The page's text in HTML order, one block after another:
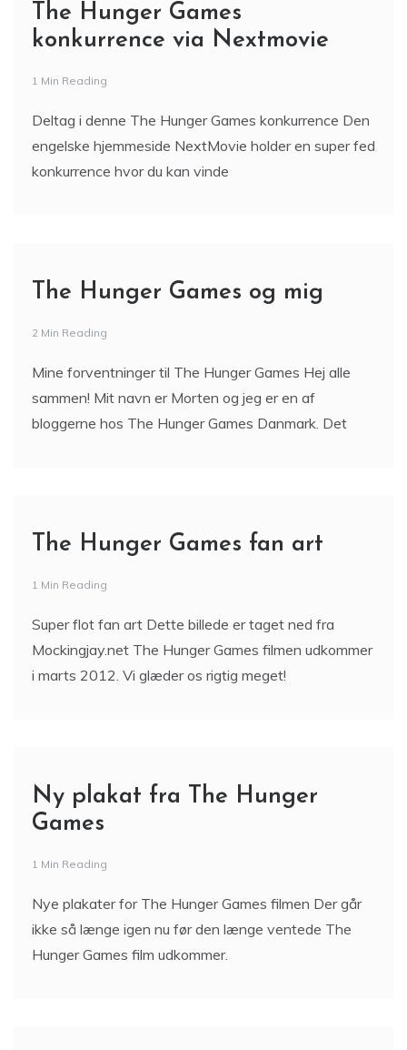
The Hunger Games
konkurrence via Nextmovie
1 Min Reading
Deltag i denne The Hunger Games konkurrence Den
engelske hjemmeside NextMovie holder en super fed
konkurrence hvor du kan vinde
The Hunger Games og mig
2 Min Reading
Mine forventninger til The Hunger Games Hej alle
sammen! Mit navn er Morten og jeg er en af
bloggerne hos The Hunger Games Danmark. Det
The Hunger Games fan art
1 Min Reading
Super flot fan art Dette billede er taget ned fra
Mockingjay.net The Hunger Games filmen udkommer
i marts 2012. Vi glæder os rigtig meget!
Ny plakat fra The Hunger
Games
1 Min Reading
Nye plakater for The Hunger Games filmen Der går
ikke så længe igen nu før den længe ventede The
Hunger Games film udkommer.